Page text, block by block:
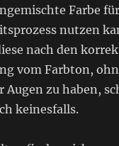
Farbe
nutzen
nach den
vom Farbton,
Augen zu haben,
keinesfalls.